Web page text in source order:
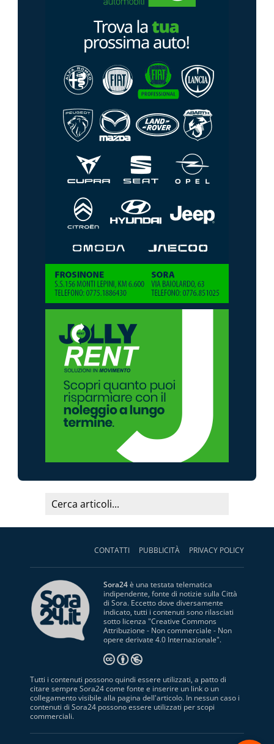
CONTATTI PUBBLICITÀ PRIVACY POLICY
Sora24è una testata telematica
indipendente, fonte di notizie sulla Città
di Sora. Eccetto dove diversamente
indicato, tutti i contenuti sono rilasciati
sotto licenza "Creative Commons
Attribuzione - Non commerciale - Non
opere derivate 4.0 Internazionale".
Tutti i contenuti possono quindi essere utilizzati, a patto di
citare sempre Sora24 come fonte e inserire un link o un
collegamento visibile alla pagina dell'articolo. In nessun caso i
contenuti di Sora24 possono essere utilizzati per scopi
commerciali.